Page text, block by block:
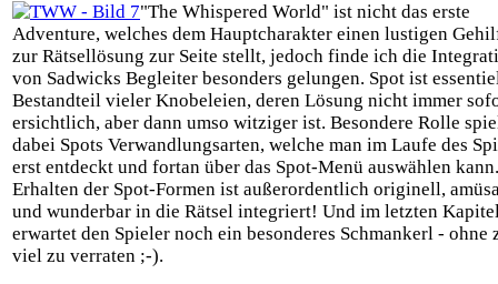
"The Whispered World" ist nicht das erste
Adventure, welches dem Hauptcharakter einen lustigen
zur Rätsellösung zur Seite stellt, jedoch finde ich die
von Sadwicks Begleiter besonders gelungen. Spot ist
Bestandteil vieler Knobeleien, deren Lösung nicht immer
ersichtlich, aber dann umso witziger ist. Besondere Rolle
dabei Spots Verwandlungsarten, welche man im Laufe des
erst entdeckt und fortan über das Spot-Menü auswählen
Erhalten der Spot-Formen ist außerordentlich originell,
und wunderbar in die Rätsel integriert! Und im letzten
erwartet den Spieler noch ein besonderes Schmankerl - ohne
viel zu verraten ;-).